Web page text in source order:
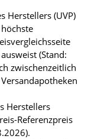
Herstellers (UVP)
(Stand:
zwischenzeitlich
Herstellers
Referenzpreis